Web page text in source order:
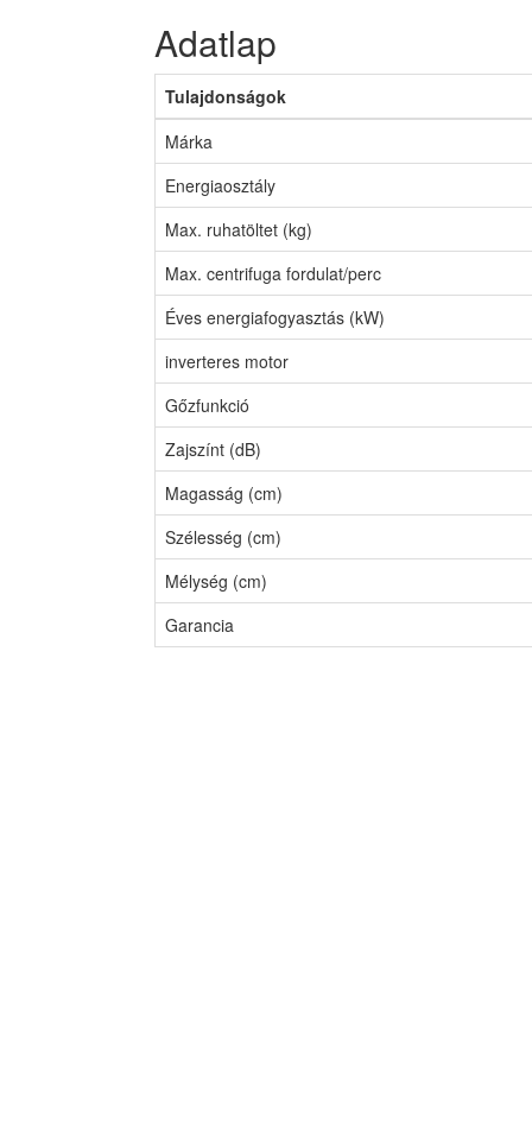
Adatlap
Tulajdonságok
Márka
Energiaosztály
Max. ruhatöltet (kg)
Max. centrifuga fordulat/perc
Éves energiafogyasztás (kW)
inverteres motor
Gőzfunkció
Zajszínt (dB)
Magasság (cm)
Szélesség (cm)
Mélység (cm)
Garancia